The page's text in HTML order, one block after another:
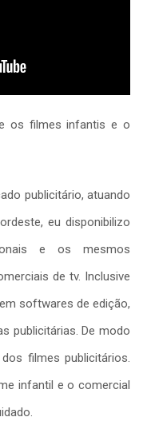
os filmes infantis e o
publicitário, atuando
eu disponibilizo
e os mesmos
de tv. Inclusive
softwares de edição,
publicitárias. De modo
filmes publicitários.
infantil e o comercial